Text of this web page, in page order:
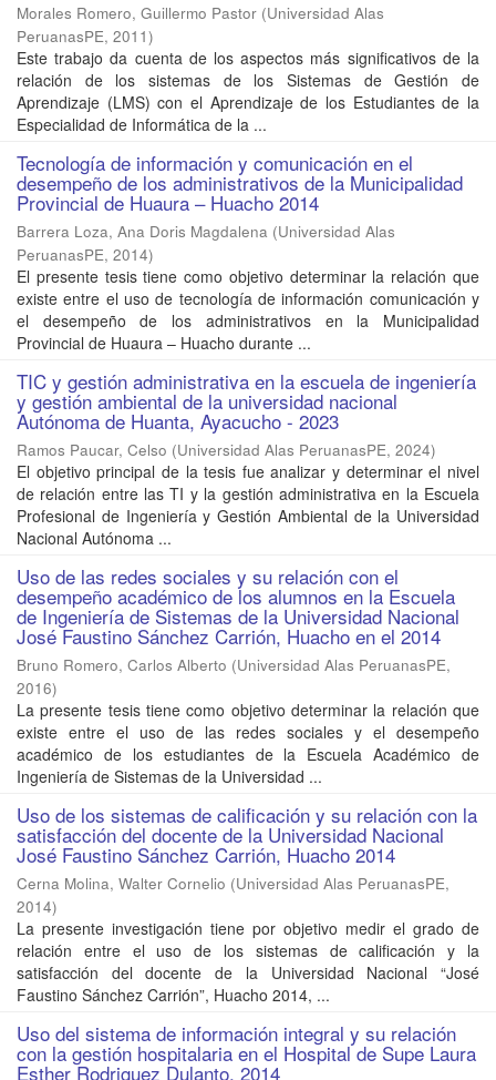
Morales Romero, Guillermo Pastor (Universidad Alas
PeruanasPE, 2011)
Este trabajo da cuenta de los aspectos más significativos de la
relación de los sistemas de los Sistemas de Gestión de
Aprendizaje (LMS) con el Aprendizaje de los Estudiantes de la
Especialidad de Informática de la ...
Tecnología de información y comunicación en el
desempeño de los administrativos de la Municipalidad
Provincial de Huaura – Huacho 2014
Barrera Loza, Ana Doris Magdalena (Universidad Alas
PeruanasPE, 2014)
El presente tesis tiene como objetivo determinar la relación que
existe entre el uso de tecnología de información comunicación y
el desempeño de los administrativos en la Municipalidad
Provincial de Huaura – Huacho durante ...
TIC y gestión administrativa en la escuela de ingeniería
y gestión ambiental de la universidad nacional
Autónoma de Huanta, Ayacucho - 2023
Ramos Paucar, Celso (Universidad Alas PeruanasPE, 2024)
El objetivo principal de la tesis fue analizar y determinar el nivel
de relación entre las TI y la gestión administrativa en la Escuela
Profesional de Ingeniería y Gestión Ambiental de la Universidad
Nacional Autónoma ...
Uso de las redes sociales y su relación con el
desempeño académico de los alumnos en la Escuela
de Ingeniería de Sistemas de la Universidad Nacional
José Faustino Sánchez Carrión, Huacho en el 2014
Bruno Romero, Carlos Alberto (Universidad Alas PeruanasPE,
2016)
La presente tesis tiene como objetivo determinar la relación que
existe entre el uso de las redes sociales y el desempeño
académico de los estudiantes de la Escuela Académico de
Ingeniería de Sistemas de la Universidad ...
Uso de los sistemas de calificación y su relación con la
satisfacción del docente de la Universidad Nacional
José Faustino Sánchez Carrión, Huacho 2014
Cerna Molina, Walter Cornelio (Universidad Alas PeruanasPE,
2014)
La presente investigación tiene por objetivo medir el grado de
relación entre el uso de los sistemas de calificación y la
satisfacción del docente de la Universidad Nacional “José
Faustino Sánchez Carrión”, Huacho 2014, ...
Uso del sistema de información integral y su relación
con la gestión hospitalaria en el Hospital de Supe Laura
Esther Rodriguez Dulanto, 2014